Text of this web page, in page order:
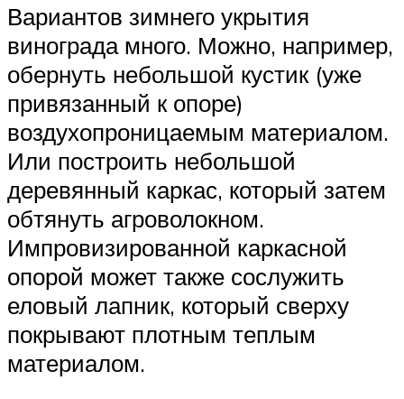
Вариантов зимнего укрытия
винограда много. Можно, например,
обернуть небольшой кустик (уже
привязанный к опоре)
воздухопроницаемым материалом.
Или построить небольшой
деревянный каркас, который затем
обтянуть агроволокном.
Импровизированной каркасной
опорой может также сослужить
еловый лапник, который сверху
покрывают плотным теплым
материалом.